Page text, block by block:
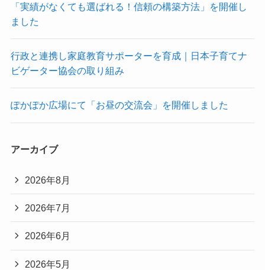
「実績がなくても選ばれる！信頼の構築方法」を開催し
ました
行政と連携し家庭教育サポーターを育成｜日本子育てナ
ビゲーター協会の取り組み
ぽかぽか広場にて「お昼の交流会」を開催しました
アーカイブ
2026年8月
2026年7月
2026年6月
2026年5月